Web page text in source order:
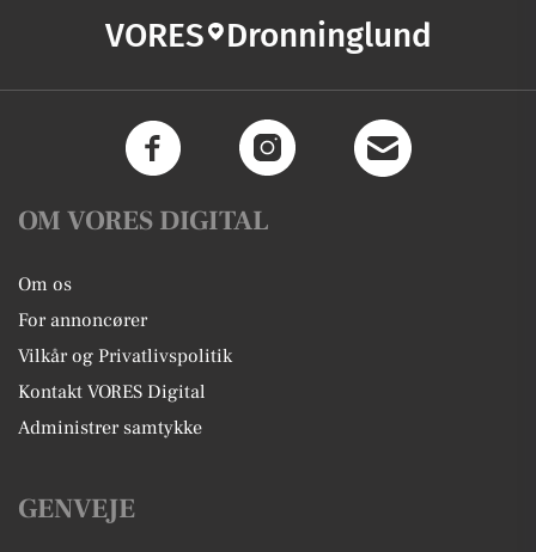
VORES Dronninglund
OM VORES DIGITAL
Om os
For annoncører
Vilkår og Privatlivspolitik
Kontakt VORES Digital
Administrer samtykke
GENVEJE